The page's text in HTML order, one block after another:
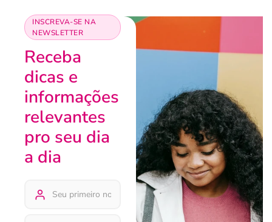
INSCREVA-SE NA
NEWSLETTER
Receba
dicas e
informações
relevantes
pro seu dia
a dia